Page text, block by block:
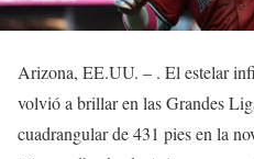
Arizona, EE.UU. – . El estelar
volvió a brillar en las Grandes
cuadrangular de 431 pies en la